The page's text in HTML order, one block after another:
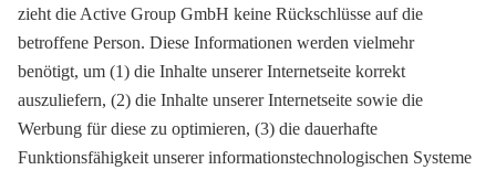
zieht die Active Group GmbH keine Rückschlüsse auf die
betroffene Person. Diese Informationen werden vielmehr
benötigt, um (1) die Inhalte unserer Internetseite korrekt
auszuliefern, (2) die Inhalte unserer Internetseite sowie die
Werbung für diese zu optimieren, (3) die dauerhafte
Funktionsfähigkeit unserer informationstechnologischen Systeme